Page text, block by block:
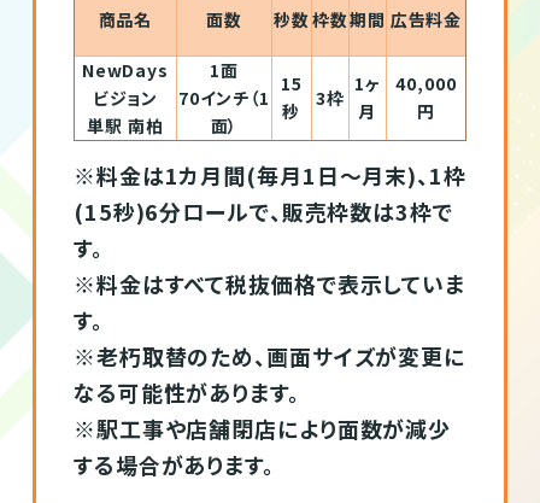
商品名 面数 秒数枠数期間 広告料金
NewDays
ビジョン
単駅 南柏
1面
70インチ（1
面）
15
秒
3枠
1ヶ
月
40,000
円
※料金は1カ月間(毎月1日～月末)、1枠
(15秒)6分ロールで、販売枠数は3枠で
す。
※料金はすべて税抜価格で表示していま
す。
※老朽取替のため、画面サイズが変更に
なる可能性があります。
※駅工事や店舗閉店により面数が減少
する場合があります。